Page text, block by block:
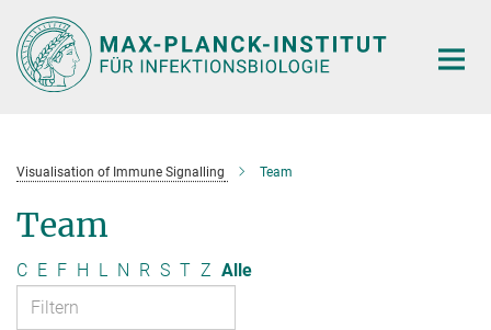
Hauptinhalt
Visualisation of Immune Signalling Team
Team
C E F H L N R S T Z Alle